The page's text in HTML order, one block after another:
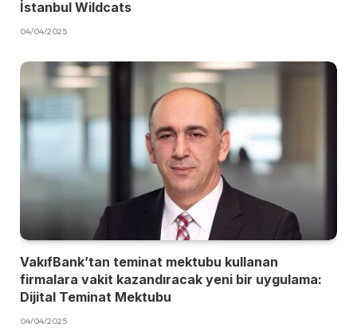
İstanbul Wildcats
04/04/2025
VakıfBank’tan teminat mektubu kullanan
firmalara vakit kazandıracak yeni bir uygulama:
Dijital Teminat Mektubu
04/04/2025